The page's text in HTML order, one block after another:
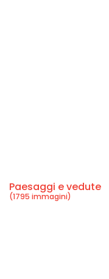
Paesaggi e vedute
(1795 immagini)